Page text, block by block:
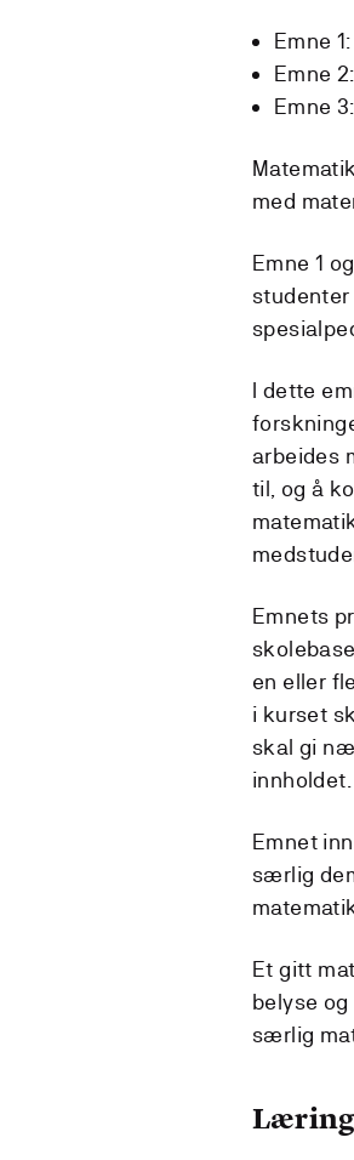
Emne
Emne
Emne
med
Emne 1
I dette
arbeides
til, og å
Emnets
en eller
i kurset
skal gi
Emnet
særlig
Et gitt
belyse
særlig